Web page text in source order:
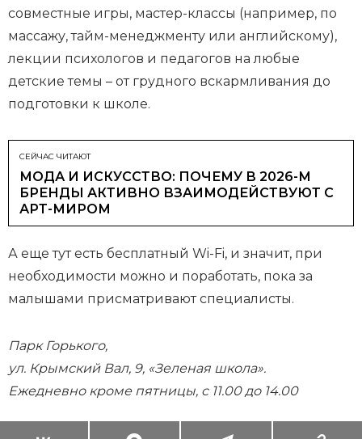
совместные игры, мастер-классы (например, по
массажу, тайм-менеджменту или английскому),
лекции психологов и педагогов на любые
детские темы – от грудного вскармливания до
подготовки к школе.
СЕЙЧАС ЧИТАЮТ
МОДА И ИСКУССТВО: ПОЧЕМУ В 2026-М
БРЕНДЫ АКТИВНО ВЗАИМОДЕЙСТВУЮТ С
АРТ-МИРОМ
А еще тут есть бесплатный Wi-Fi, и значит, при
необходимости можно и поработать, пока за
малышами присматривают специалисты.
Парк Горького,
ул. Крымский Вал, 9, «Зеленая школа».
Ежедневно кроме пятницы, с 11.00 до 14.00